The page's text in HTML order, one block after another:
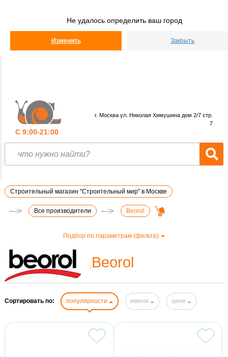
Не удалось определить ваш город
Изменить Закрыть
С 9:00-21:00
г. Москва ул. Николая Химушина дом 2/7 стр.
7
Строительный магазин "Строительный мир" в Москве
Все производители Beorol
Подбор по параметрам (фильтр)
Beorol
Сортировать по: популярности имени цене